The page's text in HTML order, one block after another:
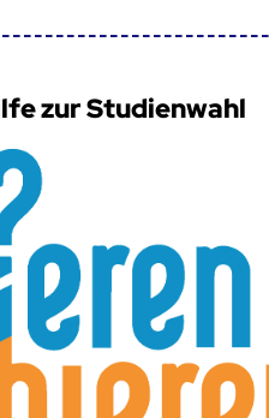
zur Studienwahl